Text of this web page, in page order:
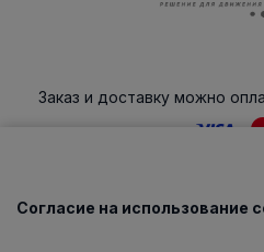
Заказ и доставку можно
Каталог
Согласие на использование